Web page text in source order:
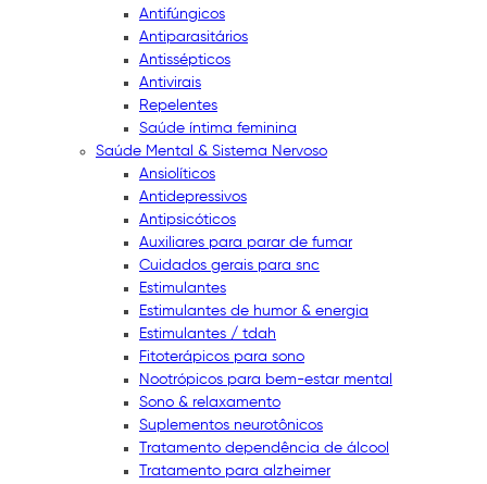
Antifúngicos
Antiparasitários
Antissépticos
Antivirais
Repelentes
Saúde íntima feminina
Saúde Mental & Sistema Nervoso
Ansiolíticos
Antidepressivos
Antipsicóticos
Auxiliares para parar de fumar
Cuidados gerais para snc
Estimulantes
Estimulantes de humor & energia
Estimulantes / tdah
Fitoterápicos para sono
Nootrópicos para bem-estar mental
Sono & relaxamento
Suplementos neurotônicos
Tratamento dependência de álcool
Tratamento para alzheimer